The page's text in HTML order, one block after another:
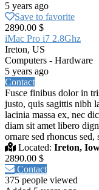
5 years ago
Save to favorite
2890.00 $
iMac Pro i7 2.8Ghz
Ireton, US
Computers - Hardware
5 years ago
Contact
Fusce finibus dolor in
justo, quis sagittis nibh
lacinia massa ex, nec
diam sit amet libero
ornare sed rhoncus
Located: Ireton,
2890.00 $
Contact
375 people viewed